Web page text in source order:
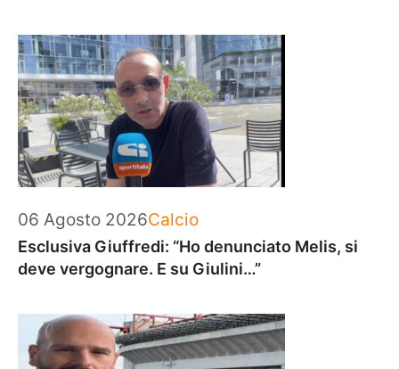
06 Agosto 2026Categorie
Calcio
Esclusiva Giuffredi: “Ho denunciato Melis, si
deve vergognare. E su Giulini…”